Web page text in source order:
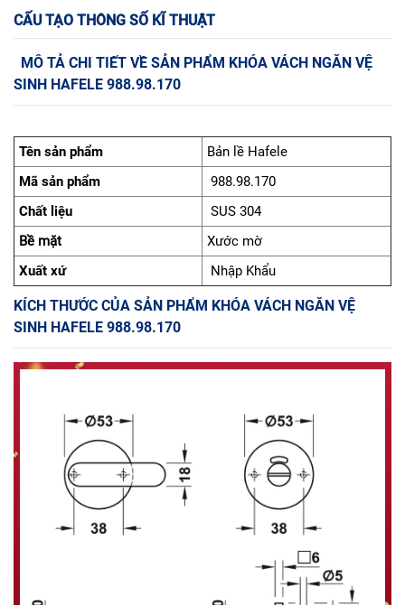
CẤU TẠO THÔNG SỐ KĨ THUẬT
MÔ TẢ CHI TIẾT VỀ SẢN PHẨM KHÓA VÁCH NGĂN VỆ
SINH HAFELE 988.98.170
Tên sản phẩm
Bản lề Hafele
Mã sản phẩm
988.98.170
Chất liệu
SUS 304
Bề mặt
Xước mờ
Xuất xứ
Nhập Khẩu
KÍCH THƯỚC CỦA SẢN PHẨM KHÓA VÁCH NGĂN VỆ
SINH HAFELE 988.98.170